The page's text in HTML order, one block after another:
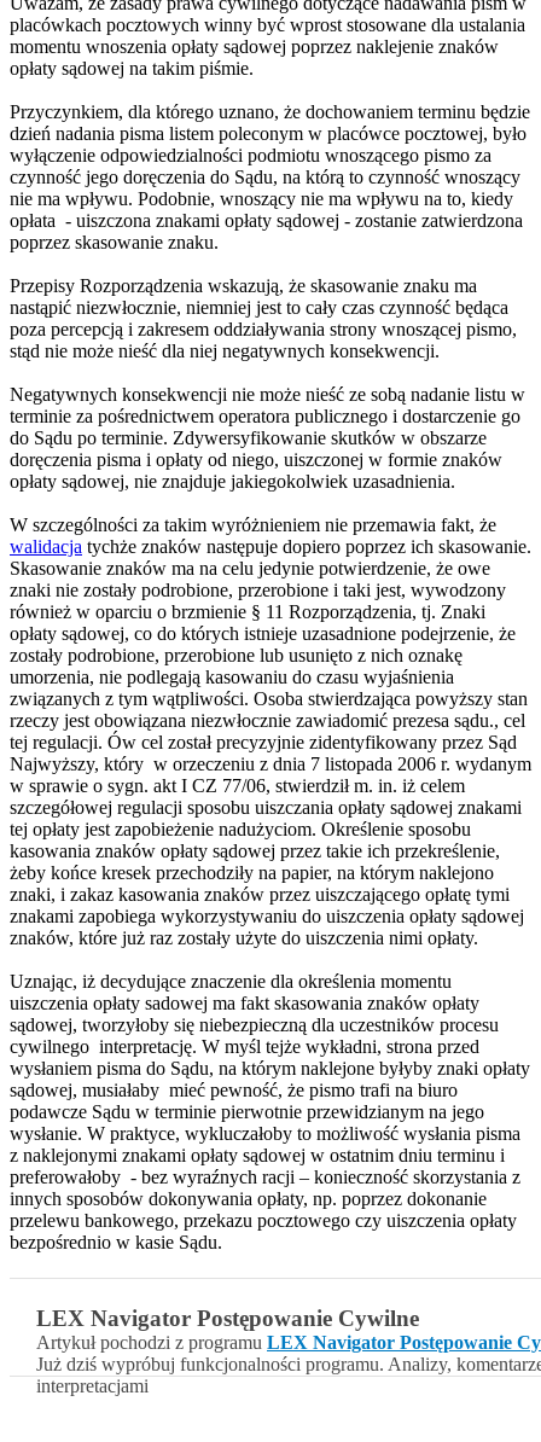
placówkach pocztowych winny być wprost stosowane dla ustalania
momentu wnoszenia opłaty sądowej poprzez naklejenie znaków
opłaty sądowej na takim piśmie.
Przyczynkiem, dla którego uznano, że dochowaniem terminu będzie
dzień nadania pisma listem poleconym w placówce pocztowej, było
wyłączenie odpowiedzialności podmiotu wnoszącego pismo za
czynność jego doręczenia do Sądu, na którą to czynność wnoszący
nie ma wpływu. Podobnie, wnoszący nie ma wpływu na to, kiedy
opłata - uiszczona znakami opłaty sądowej - zostanie zatwierdzona
poprzez skasowanie znaku.
Przepisy Rozporządzenia wskazują, że skasowanie znaku ma
nastąpić niezwłocznie, niemniej jest to cały czas czynność będąca
poza percepcją i zakresem oddziaływania strony wnoszącej pismo,
stąd nie może nieść dla niej negatywnych konsekwencji.
Negatywnych konsekwencji nie może nieść ze sobą nadanie listu w
terminie za pośrednictwem operatora publicznego i dostarczenie go
do Sądu po terminie. Zdywersyfikowanie skutków w obszarze
doręczenia pisma i opłaty od niego, uiszczonej w formie znaków
opłaty sądowej, nie znajduje jakiegokolwiek uzasadnienia.
W szczególności za takim wyróżnieniem nie przemawia fakt, że
walidacja tychże znaków następuje dopiero poprzez ich skasowanie.
Skasowanie znaków ma na celu jedynie potwierdzenie, że owe
znaki nie zostały podrobione, przerobione i taki jest, wywodzony
również w oparciu o brzmienie § 11 Rozporządzenia, tj. Znaki
opłaty sądowej, co do których istnieje uzasadnione podejrzenie, że
zostały podrobione, przerobione lub usunięto z nich oznakę
umorzenia, nie podlegają kasowaniu do czasu wyjaśnienia
związanych z tym wątpliwości. Osoba stwierdzająca powyższy stan
rzeczy jest obowiązana niezwłocznie zawiadomić prezesa sądu., cel
tej regulacji. Ów cel został precyzyjnie zidentyfikowany przez Sąd
Najwyższy, który w orzeczeniu z dnia 7 listopada 2006 r. wydanym
w sprawie o sygn. akt I CZ 77/06, stwierdził m. in. iż celem
szczegółowej regulacji sposobu uiszczania opłaty sądowej znakami
tej opłaty jest zapobieżenie nadużyciom. Określenie sposobu
kasowania znaków opłaty sądowej przez takie ich przekreślenie,
żeby końce kresek przechodziły na papier, na którym naklejono
znaki, i zakaz kasowania znaków przez uiszczającego opłatę tymi
znakami zapobiega wykorzystywaniu do uiszczenia opłaty sądowej
znaków, które już raz zostały użyte do uiszczenia nimi opłaty.
Uznając, iż decydujące znaczenie dla określenia momentu
uiszczenia opłaty sadowej ma fakt skasowania znaków opłaty
sądowej, tworzyłoby się niebezpieczną dla uczestników procesu
cywilnego interpretację. W myśl tejże wykładni, strona przed
wysłaniem pisma do Sądu, na którym naklejone byłyby znaki opłaty
sądowej, musiałaby mieć pewność, że pismo trafi na biuro
podawcze Sądu w terminie pierwotnie przewidzianym na jego
wysłanie. W praktyce, wykluczałoby to możliwość wysłania pisma
z naklejonymi znakami opłaty sądowej w ostatnim dniu terminu i
preferowałoby - bez wyraźnych racji – konieczność skorzystania z
innych sposobów dokonywania opłaty, np. poprzez dokonanie
przelewu bankowego, przekazu pocztowego czy uiszczenia opłaty
bezpośrednio w kasie Sądu.
LEX Navigator Postępowanie Cywilne
Artykuł pochodzi z programu LEX Navigator Postępowanie
Już dziś wypróbuj funkcjonalności programu. Analizy,
interpretacjami